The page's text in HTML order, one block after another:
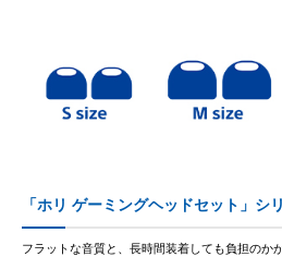
「ホリ ゲーミングヘッドセット」シ
フラットな音質と、長時間装着しても負担のか